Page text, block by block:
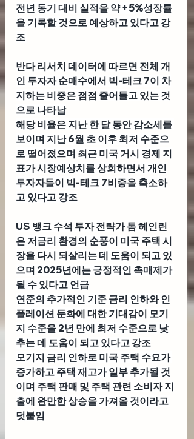
전년 동기 대비 실적을 약 +5%성장률
을 기록할 것으로 예상하고 있다고 강
조
반다 리서치 데이터에 따르면 전체 개
인 투자자 순매수에서 빅-테크 7이 차
지하는 비중은 점점 줄어들고 있는 것
으로 나타남
해당 비율은 지난 한 달 동안 감소세를
보이며 지난 6월 초 이후 최저 수준으
로 떨어졌으며 최근 미국 거시 경제 지
표가 시장예상치를 상회하면서 개인
투자자들이 빅-테크 7비중을 축소하
고 있다고 강조
US 뱅크 수석 투자 전략가 톰 헤인린
은 저금리 환경의 순풍이 미국 주택 시
장을 다시 되살리는 데 도움이 되고 있
으며 2025년에는 긍정적인 촉매제가
될 수 있다고 언급
연준의 추가적인 기준 금리 인하와 인
플레이션 둔화에 대한 기대감이 모기
지 수준을 2년 만에 최저 수준으로 낮
추는 데 도움이 되고 있다고 강조
모기지 금리 인하로 미국 주택 수요가
증가하고 주택 재고가 일부 추가될 것
이며 주택 판매 및 주택 관련 소비자 지
출에 완만한 상승을 가져올 것이라고
덧붙임